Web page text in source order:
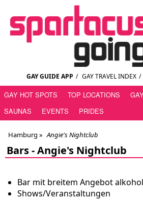
GAY GUIDE APP / GAY TRAVEL INDEX /
GAY HOT SPOTS TOP LOCATIONS
SAUNAS
EVENTS PRIDES
Hamburg » Angie's Nightclub
Bars -Angie's Nightclub
Bar mit breitem Angebot
Shows/Veranstaltungen